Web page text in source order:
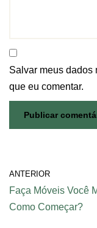
Salvar meus dados
que eu comentar.
ANTERIOR
Faça Móveis Você
Como Começar?